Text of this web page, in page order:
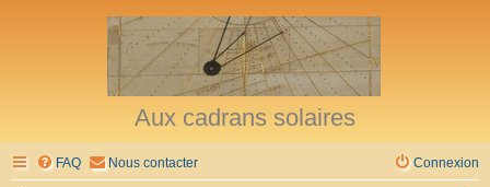
Aux cadrans solaires
FAQ Nous contacter Connexion